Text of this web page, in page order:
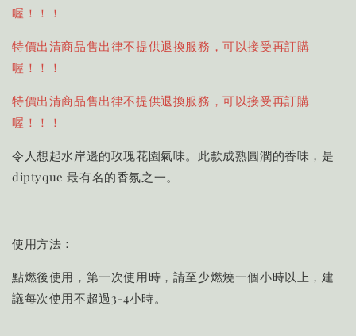
喔！！！
特價出清商品售出律不提供退換服務，可以接受再訂購
喔！！！
特價出清商品售出律不提供退換服務，可以接受再訂購
喔！！！
令人想起水岸邊的玫瑰花園氣味。此款成熟圓潤的香味，是
diptyque 最有名的香氛之一。
使用方法：
點燃後使用，第一次使用時，請至少燃燒一個小時以上，建
議每次使用不超過3-4小時。